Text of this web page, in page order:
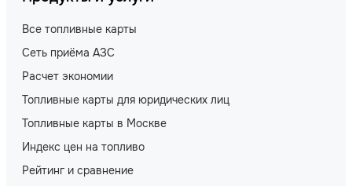
Все топливные карты
Сеть приёма АЗС
Расчет экономии
Топливные карты для юридических лиц
Топливные карты в Москве
Индекс цен на топливо
Рейтинг и сравнение